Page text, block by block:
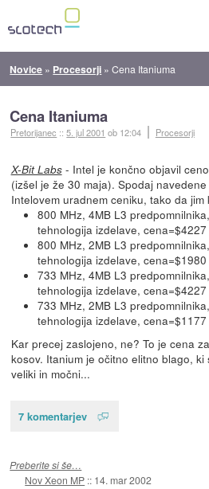
Novice » Procesorji »Cena Itaniuma
Cena Itaniuma
Pretorijanec ::5. jul 2001 ob 12:04 Procesorji
X-Bit Labs- Intel je končno objavil
(izšel je že 30 maja). Spodaj
Intelovem uradnem ceniku, tako da
800 MHz, 4MB L3
tehnologija izdelave, cena=$4227
800 MHz, 2MB L3
tehnologija izdelave, cena=$1980
733 MHz, 4MB L3
tehnologija izdelave, cena=$4227
733 MHz, 2MB L3
tehnologija izdelave, cena=$1177
Kar precej zaslojeno, ne? To je cena
kosov. Itanium je očitno elitno blago,
veliki in močni...
7 komentarjev
Preberite si še…
Nov Xeon MP :: 14. mar 2002